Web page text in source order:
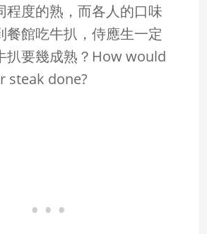
程度的熟，而各人的口味
餐館吃牛扒，侍應生一定
扒要幾成熟？How would
steak done?